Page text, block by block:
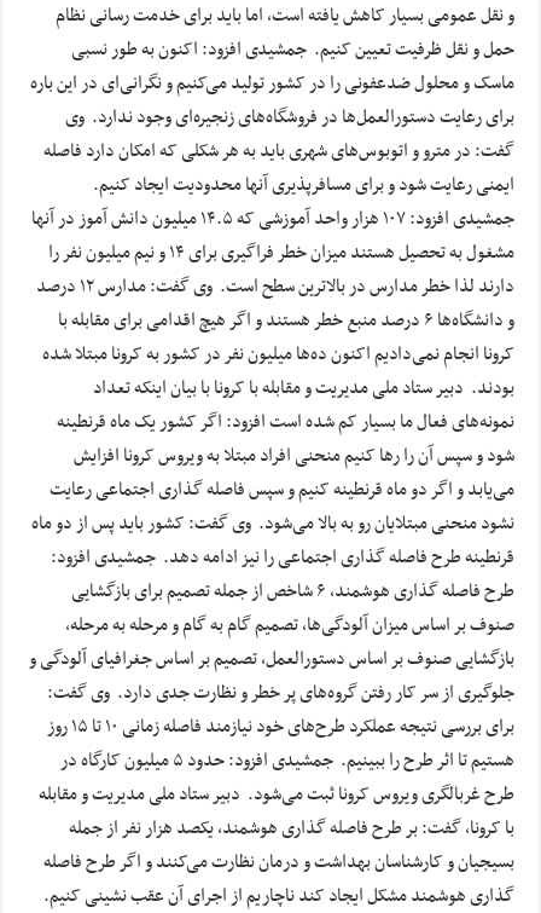
و نقل عمومی بسیار کاهش یافته است، اما باید برای خدمت رسانی نظام
حمل و نقل ظرفیت تعیین کنیم. جمشیدی افزود: اکنون به طور نسبی
ماسک و محلول ضدعفونی را در کشور تولید می‌کنیم و نگرانی‌ای در این باره
برای رعایت دستورالعمل‌ها در فروشگاه‌های زنجیره‌ای وجود ندارد. وی
گفت: در مترو و اتوبوس‌های شهری باید به هر شکلی که امکان دارد فاصله
ایمنی رعایت شود و برای مسافرپذیری آنها محدودیت ایجاد کنیم.
جمشیدی افزود: ۱۰۷ هزار واحد آموزشی که ۱۴.۵ میلیون دانش آموز در آنها
مشغول به تحصیل هستند میزان خطر فراگیری برای ۱۴ و نیم میلیون نفر را
دارند لذا خطر مدارس در بالاترین سطح است. وی گفت: مدارس ۱۲ درصد
و دانشگاه‌ها ۶ درصد منبع خطر هستند و اگر هیچ اقدامی برای مقابله با
کرونا انجام نمی‌دادیم اکنون ده‌ها میلیون نفر در کشور به کرونا مبتلا شده
بودند. دبیر ستاد ملی مدیریت و مقابله با کرونا با بیان اینکه تعداد
نمونه‌های فعال ما بسیار کم شده است افزود: اگر کشور یک ماه قرنطینه
شود و سپس آن را رها کنیم منحنی افراد مبتلا به ویروس کرونا افزایش
می‌یابد و اگر دو ماه قرنطینه کنیم و سپس فاصله گذاری اجتماعی رعایت
نشود منحنی مبتلایان رو به بالا می‌شود. وی گفت: کشور باید پس از دو ماه
قرنطینه طرح فاصله گذاری اجتماعی را نیز ادامه دهد. جمشیدی افزود:
طرح فاصله گذاری هوشمند، ۶ شاخص از جمله تصمیم برای بازگشایی
صنوف بر اساس میزان آلودگی‌ها، تصمیم گام به گام و مرحله به مرحله،
بازگشایی صنوف بر اساس دستورالعمل، تصمیم بر اساس جغرافیای آلودگی و
جلوگیری از سر کار رفتن گروه‌های پر خطر و نظارت جدی دارد. وی گفت:
برای بررسی نتیجه عملکرد طرح‌های خود نیازمند فاصله زمانی ۱۰ تا ۱۵ روز
هستیم تا اثر طرح را ببینیم. جمشیدی افزود: حدود ۵ میلیون کارگاه در
طرح غربالگری ویروس کرونا ثبت می‌شود. دبیر ستاد ملی مدیریت و مقابله
با کرونا، گفت: بر طرح فاصله گذاری هوشمند، یکصد هزار نفر از جمله
بسیجیان و کارشناسان بهداشت و درمان نظارت می‌کنند و اگر طرح فاصله
گذاری هوشمند مشکل ایجاد کند ناچاریم از اجرای آن عقب نشینی کنیم.